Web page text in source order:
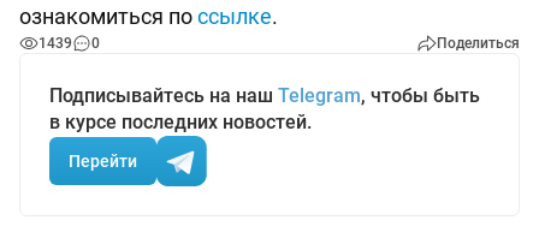
ознакомиться поссылке.
1439 0 Поделиться
Подписывайтесь на наш Telegram, чтобы быть
в курсе последних новостей.
Перейти